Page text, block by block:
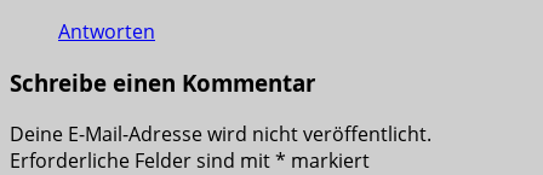
Antworten
Schreibe einen Kommentar
Deine E-Mail-Adresse wird nicht veröffentlicht.
Erforderliche Felder sind mit* markiert